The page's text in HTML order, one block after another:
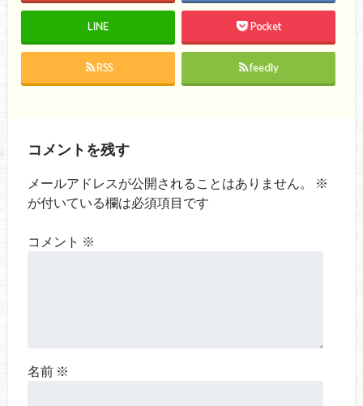
LINE Pocket
RSS feedly
コメントを残す
メールアドレスが公開されることはありません。
※
が付いている欄は必須項目です
コメント ※
名前 ※